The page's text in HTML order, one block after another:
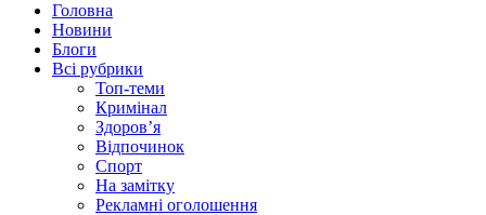
Головна
Новини
Блоги
Всі рубрики
Топ-теми
Кримінал
Здоров’я
Відпочинок
Спорт
На замітку
Рекламні оголошення